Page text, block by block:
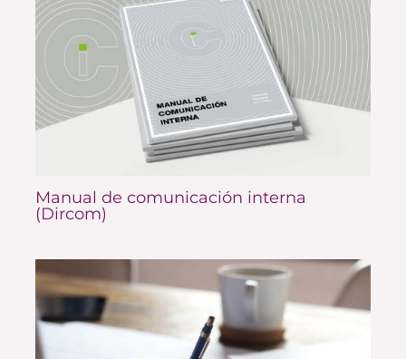
Manual de comunicación interna
(Dircom)